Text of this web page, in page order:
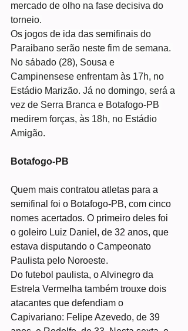
mercado de olho na fase decisiva do
torneio.
Os jogos de ida das semifinais do
Paraibano serão neste fim de semana.
No sábado (28), Sousa e
Campinensese enfrentam às 17h, no
Estádio Marizão. Já no domingo, será a
vez de Serra Branca e Botafogo-PB
medirem forças, às 18h, no Estádio
Amigão.
Botafogo-PB
Quem mais contratou atletas para a
semifinal foi o Botafogo-PB, com cinco
nomes acertados. O primeiro deles foi
o goleiro Luiz Daniel, de 32 anos, que
estava disputando o Campeonato
Paulista pelo Noroeste.
Do futebol paulista, o Alvinegro da
Estrela Vermelha também trouxe dois
atacantes que defendiam o
Capivariano: Felipe Azevedo, de 39